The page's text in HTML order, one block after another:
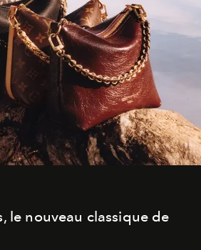
le nouveau classique de